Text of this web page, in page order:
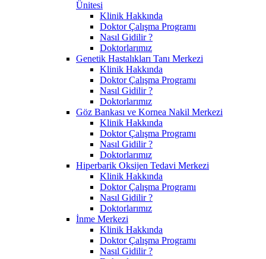
Ünitesi
Klinik Hakkında
Doktor Çalışma Programı
Nasıl Gidilir ?
Doktorlarımız
Genetik Hastalıkları Tanı Merkezi
Klinik Hakkında
Doktor Çalışma Programı
Nasıl Gidilir ?
Doktorlarımız
Göz Bankası ve Kornea Nakil Merkezi
Klinik Hakkında
Doktor Çalışma Programı
Nasıl Gidilir ?
Doktorlarımız
Hiperbarik Oksijen Tedavi Merkezi
Klinik Hakkında
Doktor Çalışma Programı
Nasıl Gidilir ?
Doktorlarımız
İnme Merkezi
Klinik Hakkında
Doktor Çalışma Programı
Nasıl Gidilir ?